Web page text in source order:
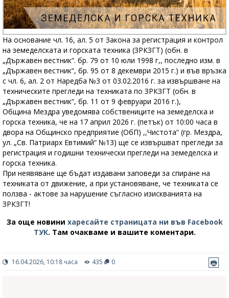
На основание чл. 16, ал. 5 от Закона за регистрация и контрол
на земеделската и горската техника (ЗРКЗГТ) (обн. в
„Държавен вестник“. бр. 79 от 10 юли 1998 г,, последно изм. в
„Държавен вестник“, бр. 95 от 8 декември 2015 г.) и във връзка
с чл. 6, ал. 2 от Наредба №3 от 03.02.2016 г. за извършване на
техническите прегледи на техниката по ЗРКЗГТ (обн. в
„Държавен вестник“, бр. 11 от 9 февруари 2016 г.),
Община Мездра уведомява собствениците на земеделска и
горска техника, че на 17 април 2026 г. (петък) от 10:00 часа в
двора на Общинско предприятие (ОбП) ,,Чистота“ (гр. Мездра,
ул. „Св. Патриарх Евтимий“ №13) ще се извършват прегледи за
регистрация и годишни технически прегледи на земеделска и
горска техника.
При неявяване ще бъдат издавани заповеди за спиране на
техниката от движение, а при установяване, че техниката се
ползва - актове за нарушение съгласно изискванията на
ЗРКЗГТ!
За още новини харесайте страницата ни във Facebook
ТУК. Там очакваме и вашите коментари.
16.04.2026, 10:18 часа 435 0